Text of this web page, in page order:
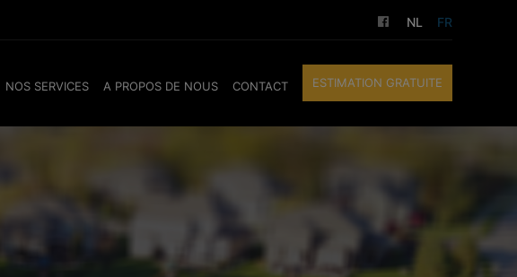
NL FR
NOS SERVICES A PROPOS DE NOUS CONTACT ESTIMATION GRATUITE